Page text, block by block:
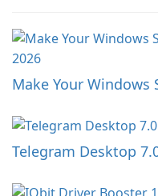
Make Your Windows
Telegram Desktop